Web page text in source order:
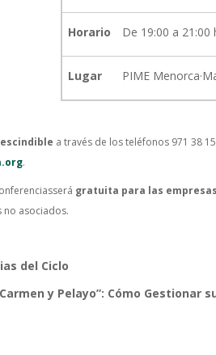
Horario De 19:00 a 21:00
Lugar PIME
a través de los teléfonos 971 38
.
gratuita para las
asociados.
del Ciclo
y Pelayo”: Cómo Gestionar